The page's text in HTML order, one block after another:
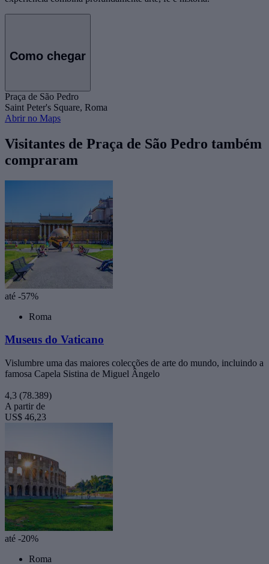
Como chegar
Praça de São Pedro
Saint Peter's Square, Roma
Abrir no Maps
Visitantes de Praça de São Pedro também
compraram
até -57%
Roma
Museus do Vaticano
Vislumbre uma das maiores colecções de arte do mundo, incluindo a
famosa Capela Sistina de Miguel Ângelo
4,3 (78.389)
A partir de
US$ 46,23
até -20%
Roma